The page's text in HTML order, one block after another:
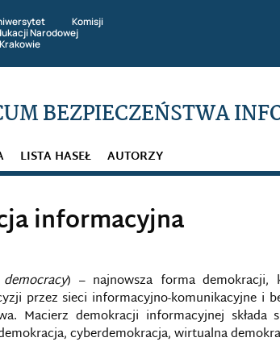
Komisji
Narodowej
BEZPIECZEŃSTWA
LISTA HASEŁ AUTORZY
informacyjna
) – najnowsza forma demokracji,
przez sieci informacyjno-komunikacyjne i
Macierz demokracji informacyjnej
cyberdemokracja, wirtualna